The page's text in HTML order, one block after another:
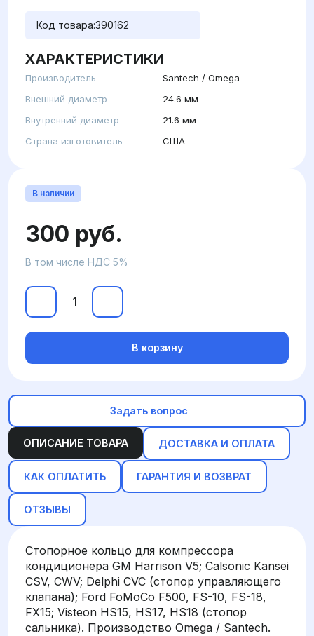
Код товара:390162
ХАРАКТЕРИСТИКИ
Производитель
Santech / Omega
Внешний диаметр
24.6 мм
Внутренний диаметр
21.6 мм
Страна изготовитель
США
ОПИСАНИЕ ТОВАРА ДОСТАВКА И ОПЛАТА
КАК ОПЛАТИТЬ ГАРАНТИЯ И ВОЗВРАТ
ОТЗЫВЫ
Стопорное кольцо для компрессора
кондиционера GM Harrison V5; Calsonic Kansei
CSV, CWV; Delphi CVC (стопор управляющего
клапана); Ford FoMoCo F500, FS-10, FS-18,
FX15; Visteon HS15, HS17, HS18 (стопор
сальника). Производство Omega / Santech.
В наличии
300 руб.
В том числе НДС 5%
В корзину
Задать вопрос